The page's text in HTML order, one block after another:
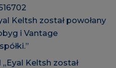
Keltsh został powołany
i Vantage
„Eyal Keltsh został